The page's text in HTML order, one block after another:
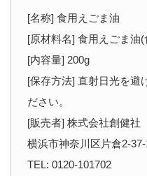
[名称] 食用えごま油
[原材料名] 食用えごま油
[内容量] 200g
[保存方法] 直射日光を避
ださい。
[販売者] 株式会社創健社
横浜市神奈川区片倉2-37-
TEL: 0120-101702